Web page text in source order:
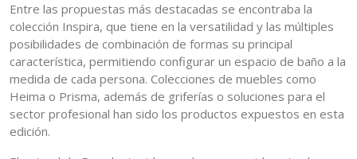
Entre las propuestas más destacadas se encontraba la
colección Inspira, que tiene en la versatilidad y las múltiples
posibilidades de combinación de formas su principal
característica, permitiendo configurar un espacio de baño a la
medida de cada persona. Colecciones de muebles como
Heima o Prisma, además de griferías o soluciones para el
sector profesional han sido los productos expuestos en esta
edición.